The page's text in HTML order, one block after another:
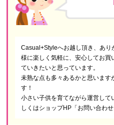
Casual+Styleへお越し頂き、あり
様に楽しく気軽に、安心してお買
ていきたいと思っています。
未熟な点も多々あるかと思います
す！
小さい子供を育てながら運営して
しくはショップHP「お問い合わせ